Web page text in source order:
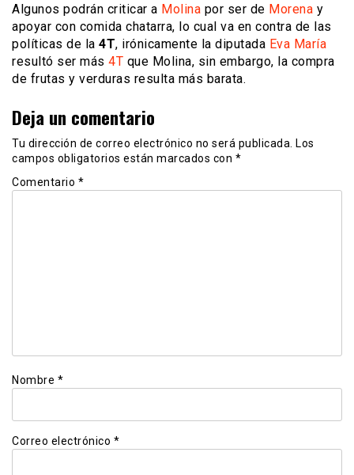
Algunos podrán criticar a Molina por ser de Morena y
apoyar con comida chatarra, lo cual va en contra de las
políticas de la 4T, irónicamente la diputada Eva María
resultó ser más 4T que Molina, sin embargo, la compra
de frutas y verduras resulta más barata.
Deja un comentario
Tu dirección de correo electrónico no será publicada.
Los
campos obligatorios están marcados con *
Comentario *
Nombre *
Correo electrónico *